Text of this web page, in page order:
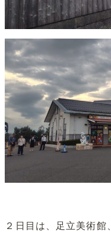
２日目は、足立美術